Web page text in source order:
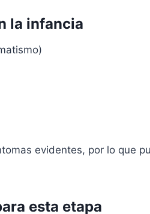
la infancia
evidentes, por lo que
esta etapa